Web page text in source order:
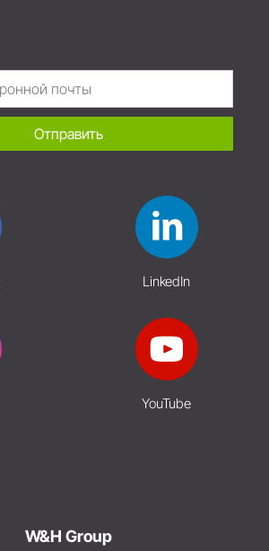
Отправить
LinkedIn
YouTube
W&H Group